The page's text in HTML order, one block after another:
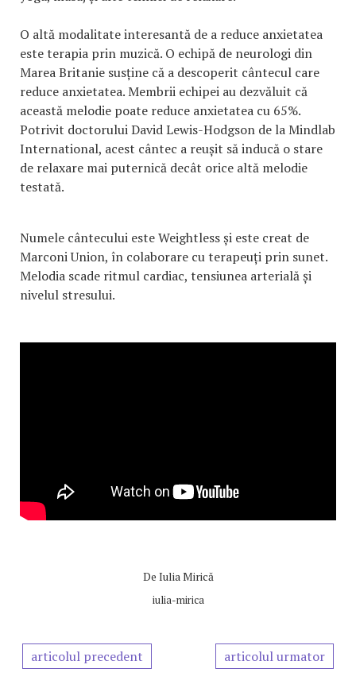
O altă modalitate interesantă de a reduce anxietatea
este terapia prin muzică. O echipă de neurologi din
Marea Britanie susține că a descoperit cântecul care
reduce anxietatea. Membrii echipei au dezvăluit că
această melodie poate reduce anxietatea cu 65%.
Potrivit doctorului David Lewis-Hodgson de la Mindlab
International, acest cântec a reușit să inducă o stare
de relaxare mai puternică decât orice altă melodie
testată.
Numele cântecului este Weightless și este creat de
Marconi Union, în colaborare cu terapeuți prin sunet.
Melodia scade ritmul cardiac, tensiunea arterială și
nivelul stresului.
De Iulia Mirică
iulia-mirica
articolul precedent articolul urmator